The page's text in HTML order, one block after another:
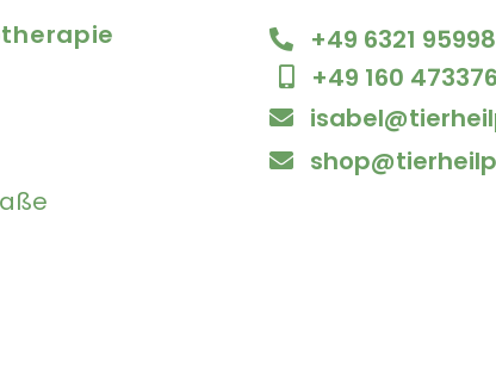
+49 6321
+49 160